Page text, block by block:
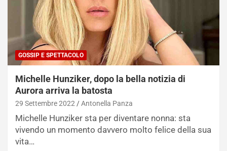
GOSSIP E SPETTACOLO
Michelle Hunziker, dopo la bella notizia di
Aurora arriva la batosta
29 Settembre 2022 Antonella Panza
Michelle Hunziker sta per diventare nonna: sta
vivendo un momento davvero molto felice della sua
vita…